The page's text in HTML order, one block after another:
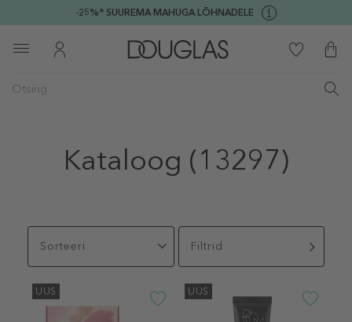
-25%* SUUREMA MAHUGA LÕHNADELE
Kataloog (13297)
Sorteeri Filtrid
UUS UUS